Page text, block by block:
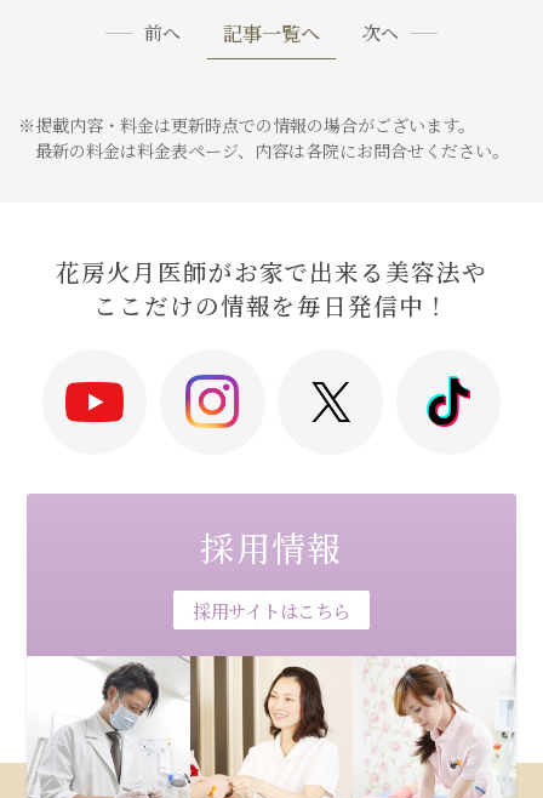
前へ 記事一覧へ 次へ
※掲載内容・料金は更新時点での情報の場合がございます。
最新の料金は料金表ページ、内容は各院にお問合せください。
花房火月医師がお家で出来る美容法や
ここだけの情報を毎日発信中！
採用情報
採用サイトはこちら